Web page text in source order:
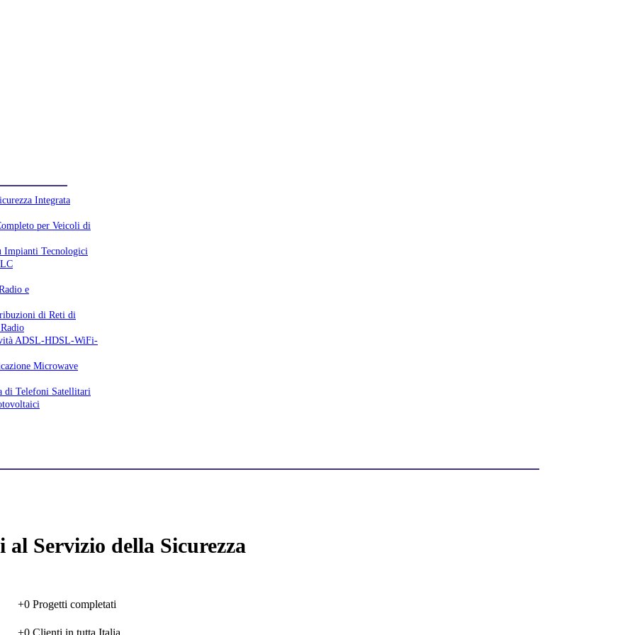
Integrata
per Veicoli di
Impianti Tecnologici
e
di Reti di
ADSL-HDSL-WiFi-
Microwave
di Telefoni Satellitari
al Servizio della Sicurezza
+0 Progetti completati
+0 Clienti in tutta Italia